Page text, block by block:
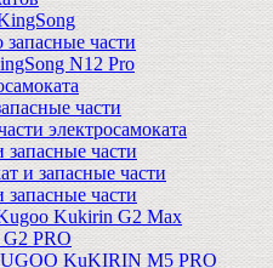
запасные части
N12 Pro
части
электросамоката
части
и запасные части
части
Kukirin G2 Max
PRO
KuKIRIN M5 PRO